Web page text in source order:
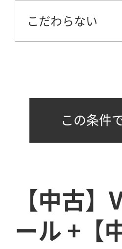
こだわらない
この条件
【中古
ール +【